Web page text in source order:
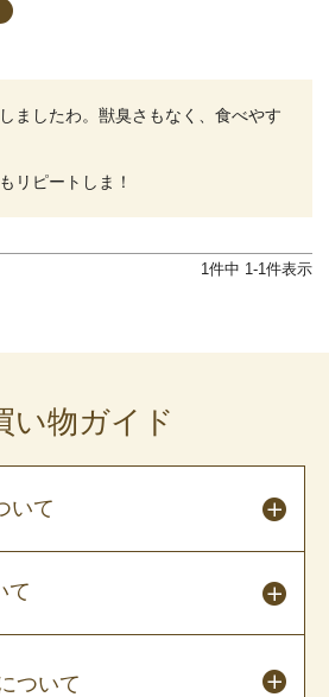
ましたわ。獣臭さもなく、食べやす
リピートしま！
1件中 1-1件表示
い物ガイド
いて
て
ついて